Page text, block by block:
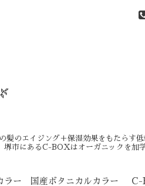
のエイジング＋保湿効果をもたらす
市にあるC-BOXはオーガニックを加
ー 国産ボタニカルカラー
C-